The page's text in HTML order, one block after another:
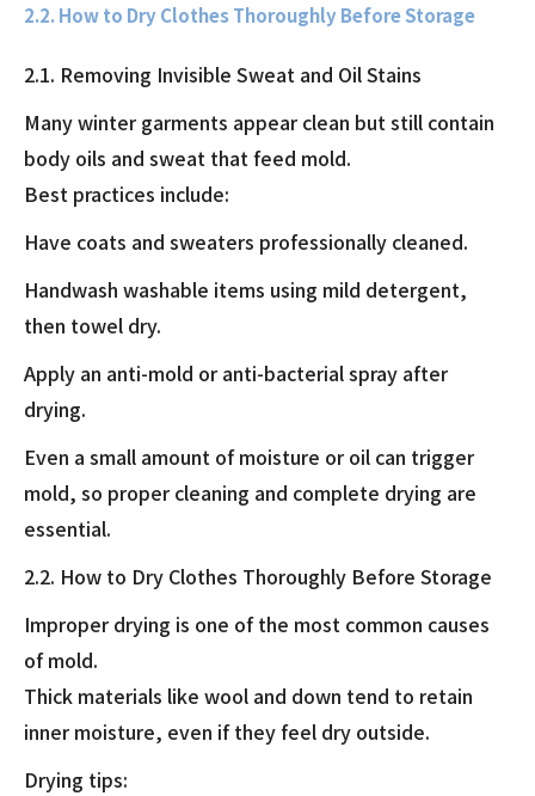
2.2. How to Dry Clothes Thoroughly Before Storage
2.1. Removing Invisible Sweat and Oil Stains
Many winter garments appear clean but still contain
body oils and sweat that feed mold.
Best practices include:
Have coats and sweaters professionally cleaned.
Handwash washable items using mild detergent,
then towel dry.
Apply an anti-mold or anti-bacterial spray after
drying.
Even a small amount of moisture or oil can trigger
mold, so proper cleaning and complete drying are
essential.
2.2. How to Dry Clothes Thoroughly Before Storage
Improper drying is one of the most common causes
of mold.
Thick materials like wool and down tend to retain
inner moisture, even if they feel dry outside.
Drying tips: